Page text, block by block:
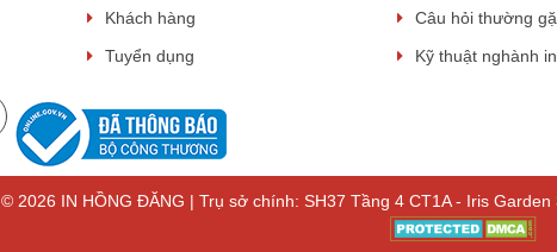
Khách hàng
Tuyển dụng
Câu hỏi thường
Kỹ thuật nghành in
© 2026 IN HỒNG ĐĂNG | Trụ sở chính: SH37 Tầng 4 CT1A - Iris